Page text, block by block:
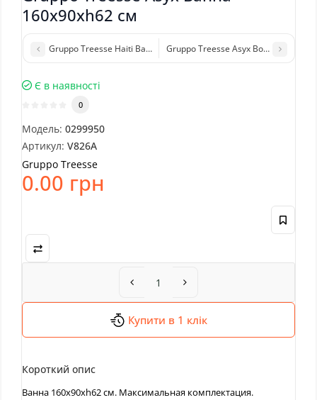
160x90xh62 см
Gruppo Treesse Haiti Ванна 150x150xh72 смGruppo Treesse Asyx Box Top Ванна
Є в наявності
0
Модель: 0299950
Артикул: V826A
Gruppo Treesse
0.00 грн
Купити в 1 клік
Короткий опис
Ванна 160x90xh62 см. Максимальная комплектация.